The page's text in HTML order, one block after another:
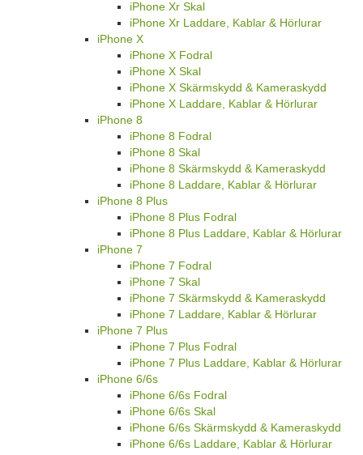
iPhone Xr Skal
iPhone Xr Laddare, Kablar & Hörlurar
iPhone X
iPhone X Fodral
iPhone X Skal
iPhone X Skärmskydd & Kameraskydd
iPhone X Laddare, Kablar & Hörlurar
iPhone 8
iPhone 8 Fodral
iPhone 8 Skal
iPhone 8 Skärmskydd & Kameraskydd
iPhone 8 Laddare, Kablar & Hörlurar
iPhone 8 Plus
iPhone 8 Plus Fodral
iPhone 8 Plus Laddare, Kablar & Hörlurar
iPhone 7
iPhone 7 Fodral
iPhone 7 Skal
iPhone 7 Skärmskydd & Kameraskydd
iPhone 7 Laddare, Kablar & Hörlurar
iPhone 7 Plus
iPhone 7 Plus Fodral
iPhone 7 Plus Laddare, Kablar & Hörlurar
iPhone 6/6s
iPhone 6/6s Fodral
iPhone 6/6s Skal
iPhone 6/6s Skärmskydd & Kameraskydd
iPhone 6/6s Laddare, Kablar & Hörlurar